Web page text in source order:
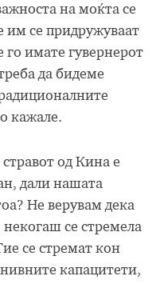
на моќта се
им се придружуваат
го имате гувернерот
да бидеме
кажале.
од Кина е
дали нашата
Не верувам дека
некогаш се стремела
се стремат кон
капацитети,